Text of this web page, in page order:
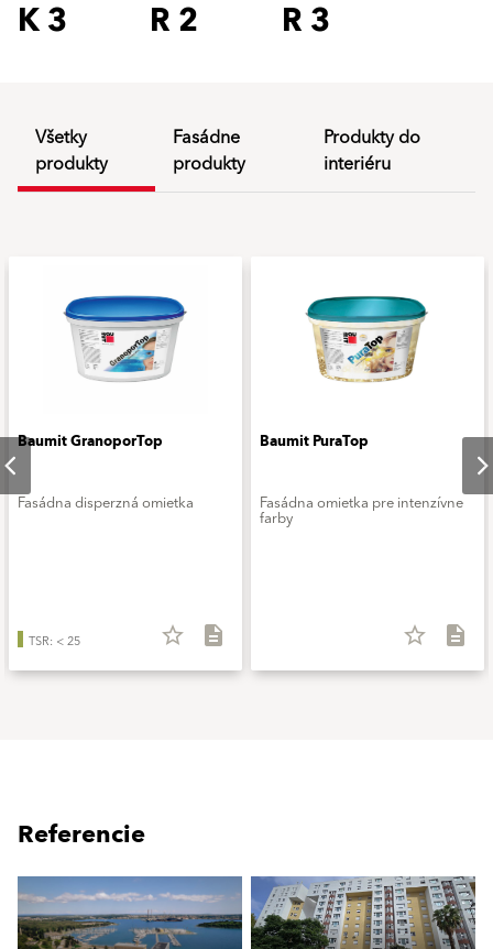
K 3 R 2 R 3
Všetky
produkty
Fasádne
produkty
Produkty do
interiéru
Baumit GranoporTop
Fasádna disperzná omietka
TSR: < 25 star_border description
Baumit PuraTop
Fasádna omietka pre intenzívne
farby
star_border description
Referencie